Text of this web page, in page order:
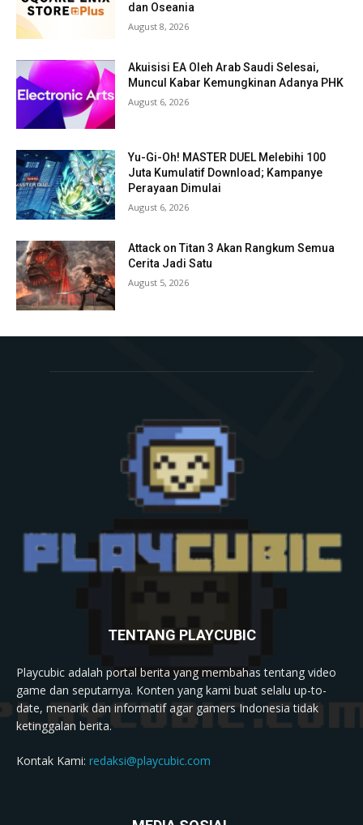
dan Oseania
August 8, 2026
Akuisisi EA Oleh Arab Saudi Selesai,
Muncul Kabar Kemungkinan Adanya PHK
August 6, 2026
Yu-Gi-Oh! MASTER DUEL Melebihi 100
Juta Kumulatif Download; Kampanye
Perayaan Dimulai
August 6, 2026
Attack on Titan 3 Akan Rangkum Semua
Cerita Jadi Satu
August 5, 2026
TENTANG PLAYCUBIC
Playcubic adalah portal berita yang membahas tentang video
game dan seputarnya. Konten yang kami buat selalu up-to-
date, menarik dan informatif agar gamers Indonesia tidak
ketinggalan berita.
Kontak Kami: redaksi@playcubic.com